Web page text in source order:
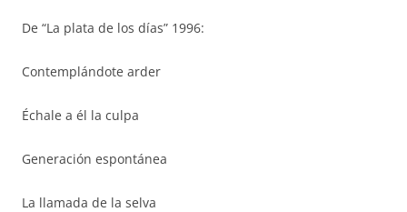
De “La plata de los días” 1996:
Contemplándote arder
Échale a él la culpa
Generación espontánea
La llamada de la selva